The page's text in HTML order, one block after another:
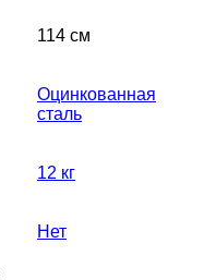
114 см
Оцинкованная
сталь
12 кг
Нет